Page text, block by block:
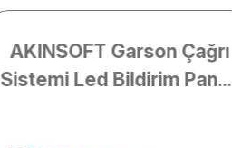
AKINSOFT Garson Çağrı
Sistemi Led Bildirim Paneli